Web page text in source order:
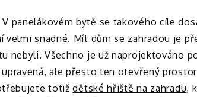
panelákovém bytě se takového cíle
velmi snadné. Mít dům se zahradou je
nebyli. Všechno je už naprojektováno
ale přesto ten otevřený
totiždětské hřiště na zahradu,